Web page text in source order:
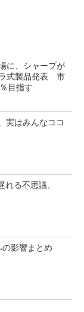
に、シャープが
式製品発表 市
目指す
実はみんなココ
る不思議、
影響まとめ